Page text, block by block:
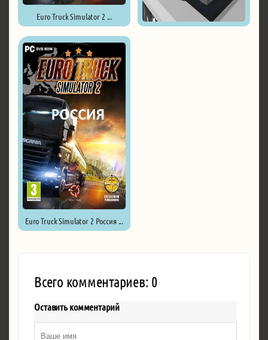
Euro Truck Simulator 2 ...
Euro Truck Simulator 2 Россия ...
Всего комментариев: 0
Оставить комментарий